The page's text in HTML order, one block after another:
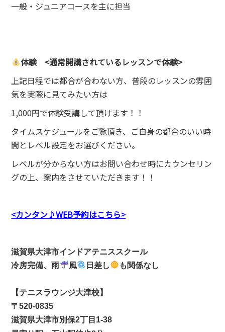
一般・ジュニアコースを主に担当
体験 <通常開講されているレッスンで体験>
上記日程では都合が合わない方、普段のレッスンの雰囲
気を実際に見てみたい方は
1,000円で体験受講して頂けます！！
タイムスケジュールをご覧頂き、ご自身の都合のいい時
間とレベル設定をお選びください。
レベルが分からない方はお問い合わせ時にカウンセリン
グの上、案内をさせていただきます！！
<カンタン♪WEB予約はこちら>
滋賀県大津市インドアテニススクール
冷房完備、雨
風 日差し
【テニスラウンジ大津校】
〒520-0835